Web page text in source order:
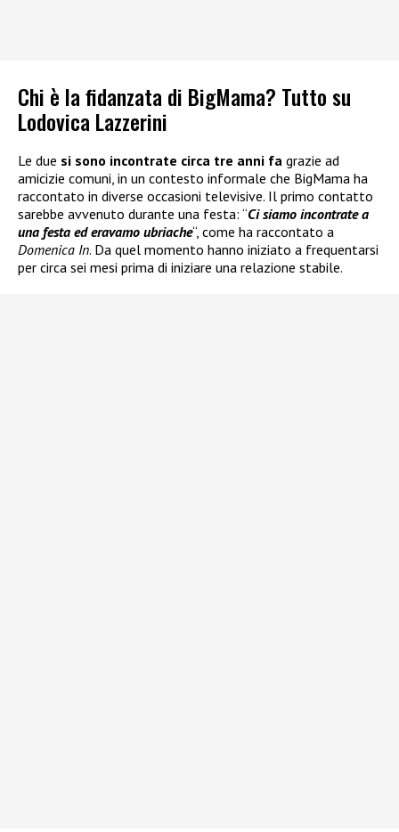
Chi è la fidanzata di BigMama? Tutto su
Lodovica Lazzerini
Le due si sono incontrate circa tre anni fa grazie ad
amicizie comuni, in un contesto informale che BigMama ha
raccontato in diverse occasioni televisive. Il primo contatto
sarebbe avvenuto durante una festa: “Ci siamo incontrate a
una festa ed eravamo ubriache“, come ha raccontato a
Domenica In. Da quel momento hanno iniziato a frequentarsi
per circa sei mesi prima di iniziare una relazione stabile.